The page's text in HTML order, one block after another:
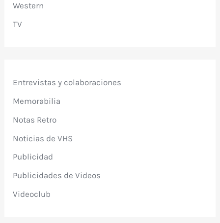
Western
TV
Entrevistas y colaboraciones
Memorabilia
Notas Retro
Noticias de VHS
Publicidad
Publicidades de Videos
Videoclub